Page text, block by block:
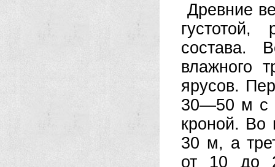
Древние
густотой,
состава.
влажного
ярусов.
30—50 м с
кроной. Во
30 м, а
от 10 до